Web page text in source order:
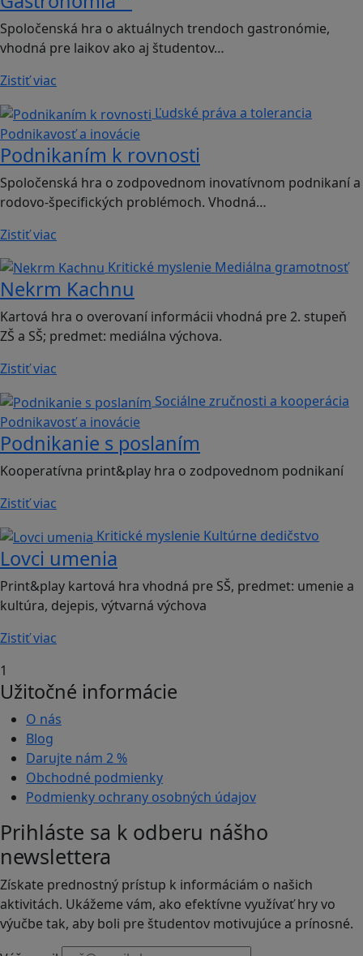
Spoločenská hra o aktuálnych trendoch gastronómie,
vhodná pre laikov ako aj študentov…
Zistiť viac
Ľudské práva a tolerancia
Podnikavosť a inovácie
Podnikaním k rovnosti
Spoločenská hra o zodpovednom inovatívnom podnikaní a
rodovo-špecifických problémoch. Vhodná…
Zistiť viac
Kritické myslenie Mediálna gramotnosť
Nekrm Kachnu
Kartová hra o overovaní informácii vhodná pre 2. stupeň
ZŠ a SŠ; predmet: mediálna výchova.
Zistiť viac
Sociálne zručnosti a kooperácia
Podnikavosť a inovácie
Podnikanie s poslaním
Kooperatívna print&play hra o zodpovednom podnikaní
Zistiť viac
Kritické myslenie Kultúrne dedičstvo
Lovci umenia
Print&play kartová hra vhodná pre SŠ, predmet: umenie a
kultúra, dejepis, výtvarná výchova
Zistiť viac
1
Užitočné informácie
O nás
Blog
Darujte nám 2 %
Obchodné podmienky
Podmienky ochrany osobných údajov
Prihláste sa k odberu nášho
newslettera
Získate prednostný prístup k informáciám o našich
aktivitách. Ukážeme vám, ako efektívne využívať hry vo
výučbe tak, aby boli pre študentov motivujúce a prínosné.